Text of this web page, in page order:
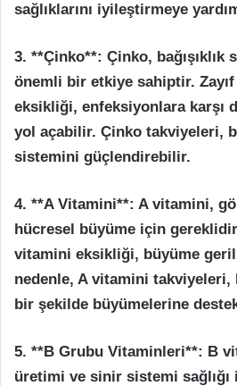
sağlıklarını iyileştirmeye
3. **Çinko**: Çinko, bağışıklık
önemli bir etkiye sahiptir.
eksikliği, enfeksiyonlara karşı
yol açabilir. Çinko takviyeleri,
sistemini güçlendirebilir.
4. **A Vitamini**: A vitamini,
hücresel büyüme için
vitamini eksikliği, büyüme
nedenle, A vitamini takviyeleri,
bir şekilde büyümelerine
5. **B Grubu Vitaminleri**: B
üretimi ve sinir sistemi sağlığı